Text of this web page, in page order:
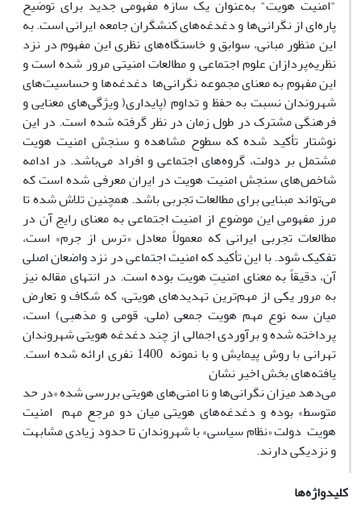
"امنیت هویت" به‌عنوان یک سازه مفهومی جدید برای توضیح
پاره‌ای از نگرانی‌ها و دغدغه‌های کنشگران جامعه ایرانی است. به
این منظور مبانی، سوابق و خاستگاه‌های نظری این مفهوم در نزد
نظریه‌پردازان علوم اجتماعی و مطالعات امنیتی مرور شده است و
این مفهوم به معنای مجموعه نگرانی‌ها دغدغه‌ها و حساسیت‌های
شهروندان نسبت به حفظ و تداوم (پایداری( ویژگی‌های معنایی و
فرهنگی مشترک در طول زمان در نظر گرفته شده است. در این
نوشتار تأکید شده که سطوح مشاهده و سنجش امنیت هویت
مشتمل بر دولت، گروه‌های اجتماعی و افراد می‌باشد. در ادامه
شاخص‌های سنجش امنیت هویت در ایران معرفی شده است که
می‌تواند مبنایی برای مطالعات تجربی باشد. همچنین تلاش شده تا
مرز مفهومی این موضوع از امنیت اجتماعی به معنای رایج آن در
مطالعات تجربی ایرانی که معمولاً معادل «ترس از جرم» است،
تفکیک شود. با این تأکید که امنیت اجتماعی در نزد واضعان اصلی
آن، دقیقاً به معنای امنیتِ هویت بوده است. در انتهای مقاله نیز
به مرور یکی از مهم‌ترین تهدیدهای هویتی، که شکاف و تعارض
میان سه نوع مهم هویت جمعی (ملی، قومی و مذهبی) است،
پرداخته شده و برآوردی اجمالی از چند دغدغه هویتی شهروندان
تهرانی با روش پیمایش و با نمونه 1400 نفری ارائه شده است.
یافته‌های بخش اخیر نشان
می‌دهد میزان نگرانی‌ها و نا امنی‌های هویتی بررسی شده «در حد
متوسط» بوده و دغدغه‌های هویتی میان دو مرجع مهم امنیت
هویت دولت «نظام سیاسی» با شهروندان تا حدود زیادی مشابهت
و نزدیکی دارند.
کلیدواژه‌ها